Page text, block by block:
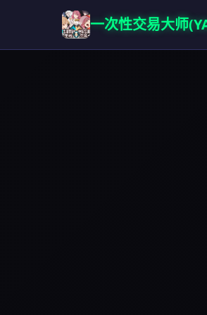
一次性交易大师